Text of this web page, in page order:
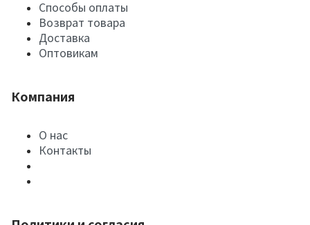
Способы оплаты
Возврат товара
Доставка
Оптовикам
Компания
О нас
Контакты